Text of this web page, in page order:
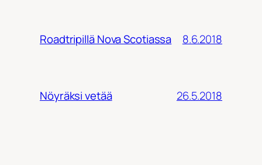
Roadtripillä Nova Scotiassa 8.6.2018
Nöyräksi vetää 26.5.2018